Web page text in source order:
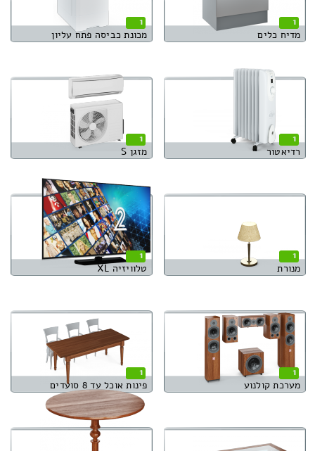
1
מדיח כלים
1
מכונת כביסה פתח עליון
1
רדיאטור
1
מזגן S
1
מנורת
1
טלוויזיה XL
1
מערכת קולנוע
1
פינות אוכל עד 8 סועדים